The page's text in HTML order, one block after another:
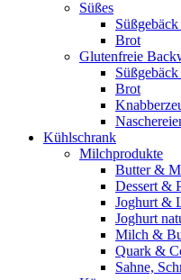
Süßes
Brot
Glutenfreie
Brot
Kühlschrank
Milchprodukte
Butter &
Dessert &
Joghurt &
Joghurt
Milch &
Quark &
Sahne,